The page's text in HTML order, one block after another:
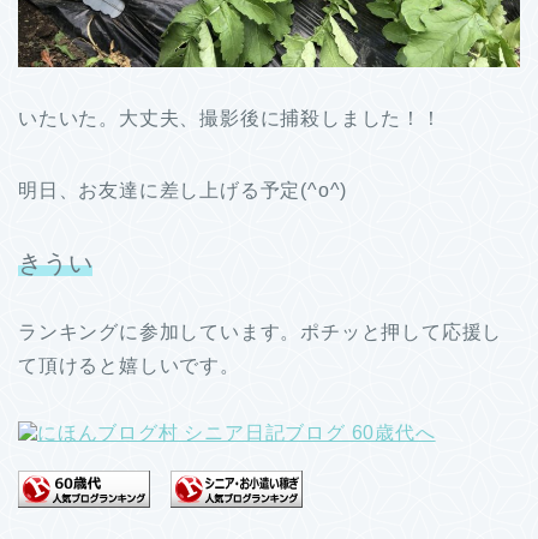
いたいた。大丈夫、撮影後に捕殺しました！！
明日、お友達に差し上げる予定(^o^)
きうい
ランキングに参加しています。ポチッと押して応援し
て頂けると嬉しいです。